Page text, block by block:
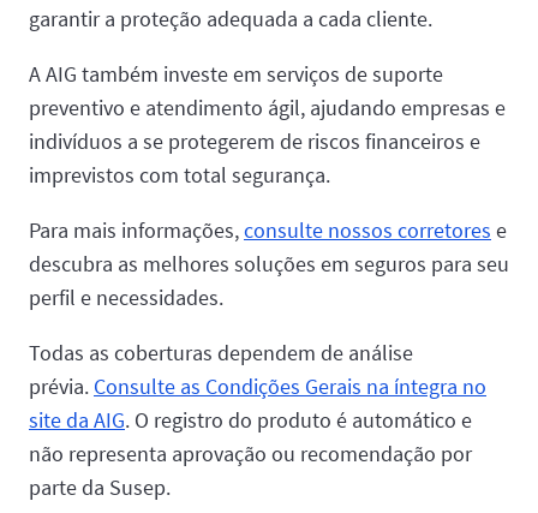
garantir a proteção adequada a cada cliente.
A AIG também investe em serviços de suporte
preventivo e atendimento ágil, ajudando empresas e
indivíduos a se protegerem de riscos financeiros e
imprevistos com total segurança.
Para mais informações,consulte nossos corretores e
descubra as melhores soluções em seguros para seu
perfil e necessidades.
Todas as coberturas dependem de análise
prévia. Consulte as Condições Gerais na íntegra no
site da AIG. O registro do produto é automático e
não representa aprovação ou recomendação por
parte da Susep.